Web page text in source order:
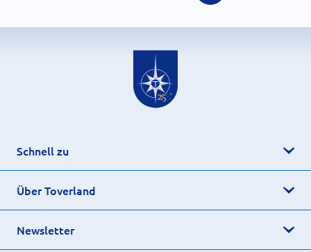
Schnell zu
Über Toverland
Newsletter